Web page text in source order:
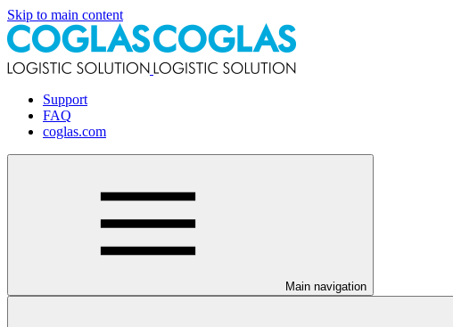
Skip to main content
Support
FAQ
coglas.com
Main navigation